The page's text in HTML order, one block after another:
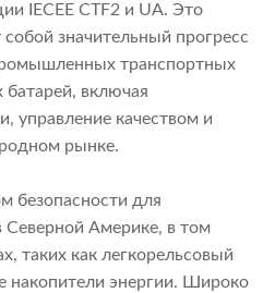
IECEE CTF2 и UA. Это
значительный прогресс
транспортных
батарей, включая
управление качеством и
рынке.
безопасности для
Северной Америке, в том
таких как легкорельсовый
накопители энергии. Широко